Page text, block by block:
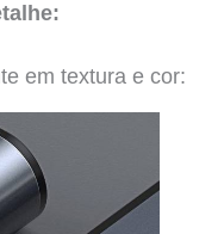
em textura e cor: